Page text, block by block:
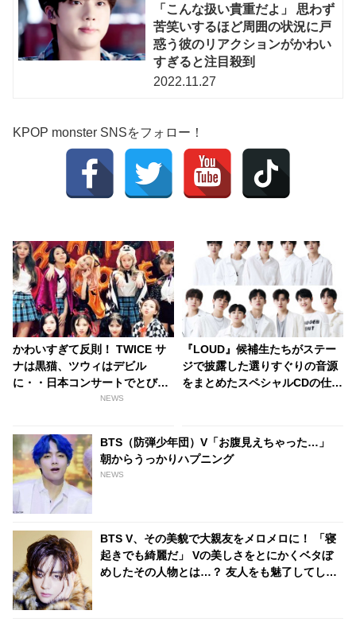
「こんな扱い貴重だよ」 思わず
苦笑いするほど周囲の状況に戸
惑う彼のリアクションがかわい
すぎると注目殺到
2022.11.27
KPOP monster SNSをフォロー！
かわいすぎて反則！ TWICE サ
ナは黒猫、ツウィはデビル
に・・日本コンサートでとびっ
きりキュートなハロウィンコス
NEWS
『LOUD』候補生たちがステー
ジで披露した選りすぐりの音源
をまとめたスペシャルCDの仕
BTS（防弾少年団）V「お腹見えちゃった…」
朝からうっかりハプニング
NEWS
BTS V、その美貌で大親友をメロメロに！ 「寝
起きでも綺麗だ」 Vの美しさをとにかくベタぼ
めしたその人物とは…？ 友人をも魅了してしま